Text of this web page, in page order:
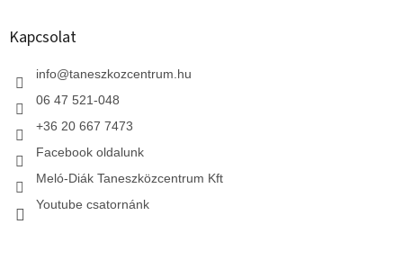
Kapcsolat
info@taneszkozcentrum.hu
06 47 521-048
+36 20 667 7473
Facebook oldalunk
Meló-Diák Taneszközcentrum Kft
Youtube csatornánk